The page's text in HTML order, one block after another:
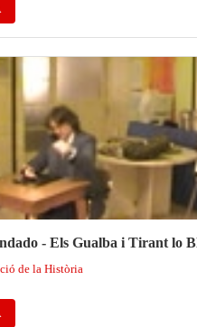
- Els Gualba i Tirant lo
de la Història